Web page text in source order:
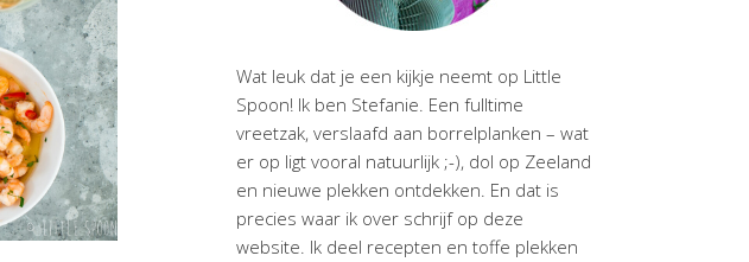
Wat leuk dat je een kijkje neemt op Little
Spoon! Ik ben Stefanie. Een fulltime
vreetzak, verslaafd aan borrelplanken – wat
er op ligt vooral natuurlijk ;-), dol op Zeeland
en nieuwe plekken ontdekken. En dat is
precies waar ik over schrijf op deze
website. Ik deel recepten en toffe plekken